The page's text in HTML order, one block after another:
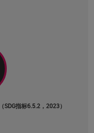
指标6.5.2，2023）